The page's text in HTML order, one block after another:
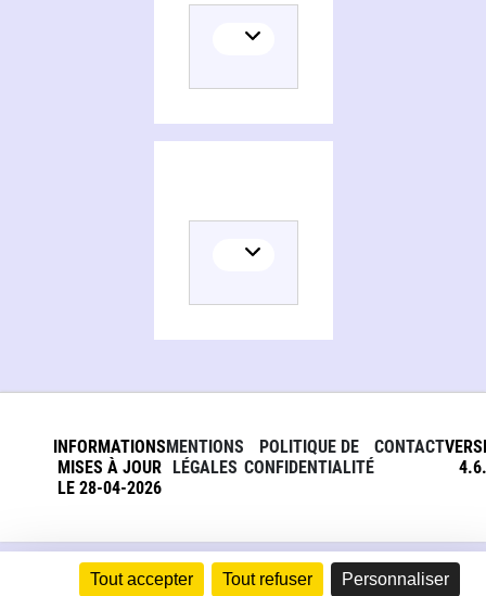
Tout accepter Tout refuser Personnaliser
INFORMATIONS
MISES À JOUR
LE 28-04-2026
MENTIONS
LÉGALES
POLITIQUE DE
CONFIDENTIALITÉ
CONTACT